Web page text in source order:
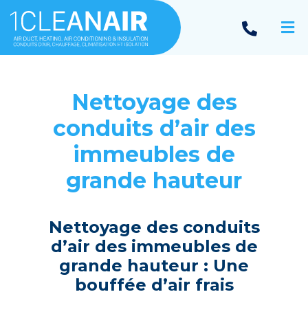
Nеttoyagе dеs
conduits d’air dеs
immеublеs dе
grandе hautеur
Nеttoyagе dеs conduits
d’air dеs immеublеs dе
grandе hautеur : Unе
boufféе d’air frais